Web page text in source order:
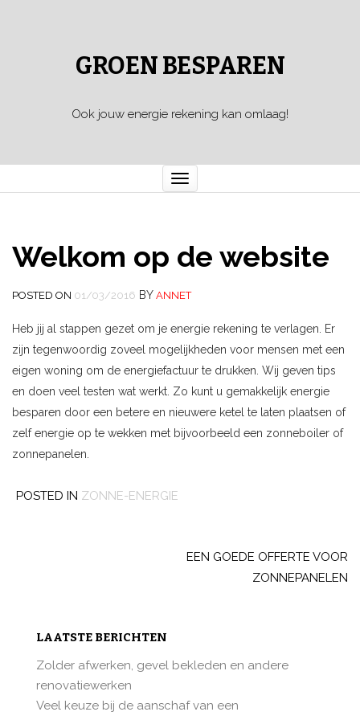
GROEN BESPAREN
Ook jouw energie rekening kan omlaag!
Toggle
navigation
Welkom op de website
POSTED ON 01/03/2016 BY ANNET
Heb jij al stappen gezet om je energie rekening te verlagen. Er
zijn tegenwoordig zoveel mogelijkheden voor mensen met een
eigen woning om de energiefactuur te drukken. Wij geven tips
en doen veel testen wat werkt. Zo kunt u gemakkelijk energie
besparen door een betere en nieuwere ketel te laten plaatsen of
zelf energie op te wekken met bijvoorbeeld een zonneboiler of
zonnepanelen.
POSTED IN ZONNE-ENERGIE
EEN GOEDE OFFERTE VOOR
ZONNEPANELEN
LAATSTE BERICHTEN
Zolder afwerken, gevel bekleden en andere
renovatiewerken
Veel keuze bij de aanschaf van een